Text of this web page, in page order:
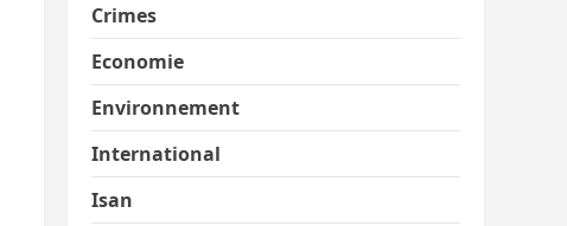
Crimes
Economie
Environnement
International
Isan